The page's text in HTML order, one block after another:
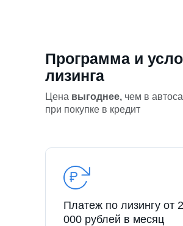
Программа и
лизинга
Цена выгоднее, чем в
при покупке в кредит
Платеж по лизингу от
000 рублей в месяц